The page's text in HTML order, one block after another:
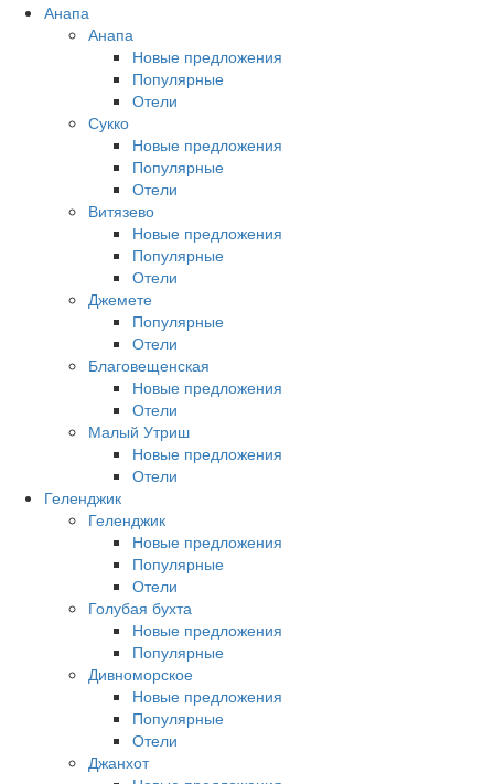
Анапа
Анапа
Новые предложения
Популярные
Отели
Сукко
Новые предложения
Популярные
Отели
Витязево
Новые предложения
Популярные
Отели
Джемете
Популярные
Отели
Благовещенская
Новые предложения
Отели
Малый Утриш
Новые предложения
Отели
Геленджик
Геленджик
Новые предложения
Популярные
Отели
Голубая бухта
Новые предложения
Популярные
Дивноморское
Новые предложения
Популярные
Отели
Джанхот